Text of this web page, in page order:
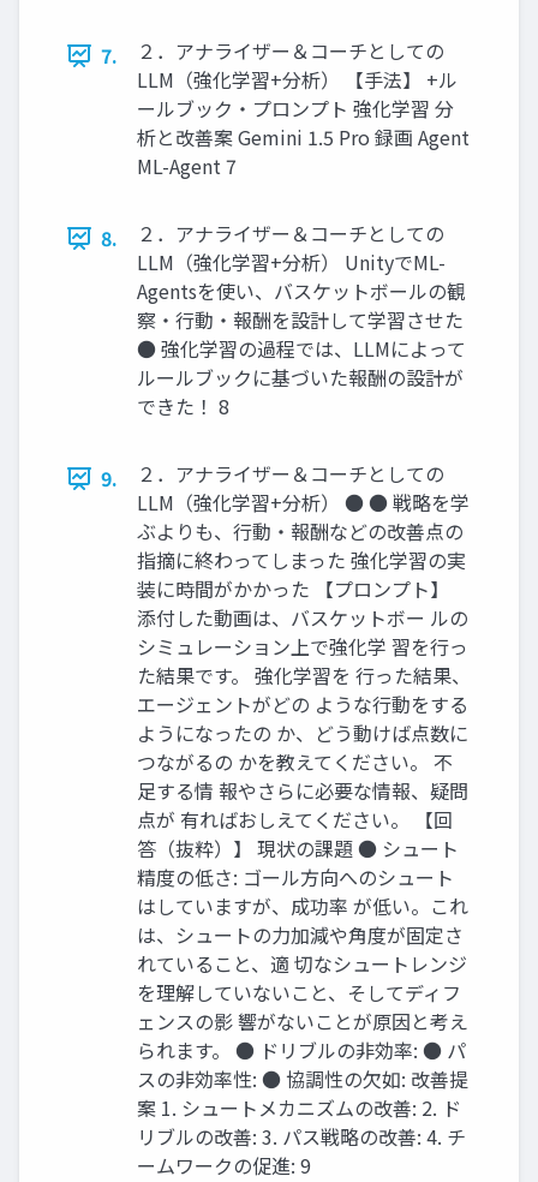
7.
２．アナライザー＆コーチとしての
LLM（強化学習+分析） 【⼿法】 +ル
ールブック‧プロンプト 強化学習 分
析と改善案 Gemini 1.5 Pro 録画 Agent
ML-Agent 7
8.
２．アナライザー＆コーチとしての
LLM（強化学習+分析） UnityでML-
Agentsを使い、バスケットボールの観
察‧⾏動‧報酬を設計して学習させた
● 強化学習の過程では、LLMによって
ルールブックに基づいた報酬の設計が
できた！ 8
9.
２．アナライザー＆コーチとしての
LLM（強化学習+分析） ● ● 戦略を学
ぶよりも、⾏動‧報酬などの改善点の
指摘に終わってしまった 強化学習の実
装に時間がかかった 【プロンプト】
添付した動画は、バスケットボー ルの
シミュレーション上で強化学 習を⾏っ
た結果です。 強化学習を ⾏った結果、
エージェントがどの ような⾏動をする
ようになったの か、どう動けば点数に
つながるの かを教えてください。 不
⾜する情 報やさらに必要な情報、疑問
点が 有ればおしえてください。 【回
答（抜粋）】 現状の課題 ● シュート
精度の低さ: ゴール⽅向へのシュート
はしていますが、成功率 が低い。これ
は、シュートの⼒加減や⾓度が固定さ
れていること、適 切なシュートレンジ
を理解していないこと、そしてディフ
ェンスの影 響がないことが原因と考え
られます。 ● ドリブルの⾮効率: ● パ
スの⾮効率性: ● 協調性の⽋如: 改善提
案 1. シュートメカニズムの改善: 2. ド
リブルの改善: 3. パス戦略の改善: 4. チ
ームワークの促進: 9